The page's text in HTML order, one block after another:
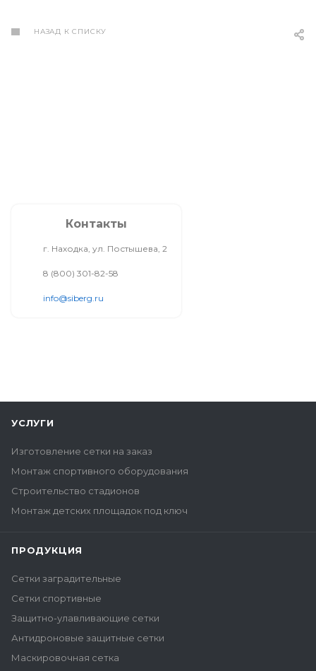
НАЗАД К СПИСКУ
Контакты
г. Находка, ул. Постышева, 2
8 (800) 301-82-58
info@siberg.ru
УСЛУГИ
Изготовление сетки на заказ
Монтаж спортивного оборудования
Строительство стадионов
Монтаж детских площадок под ключ
ПРОДУКЦИЯ
Сетки заградительные
Сетки спортивные
Защитно-улавливающие сетки
Антидроновые защитные сетки
Маскировочная сетка